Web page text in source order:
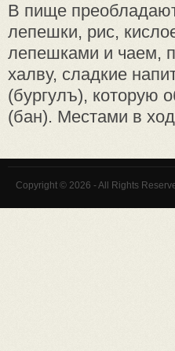
В пище
лепешки, рис,
лепешками и чаем,
халву, сладкие
(бургулъ), которую
(бан). Местами в
Copyright © 2026 - All Rights